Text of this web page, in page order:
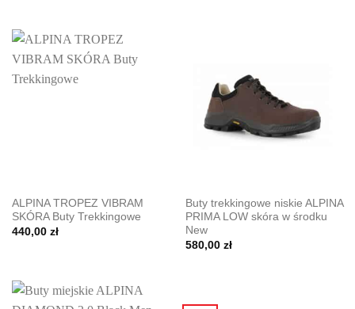
ALPINA TROPEZ VIBRAM
SKÓRA Buty Trekkingowe
440,00 zł
Buty trekkingowe niskie ALPINA
PRIMA LOW skóra w środku
New
580,00 zł